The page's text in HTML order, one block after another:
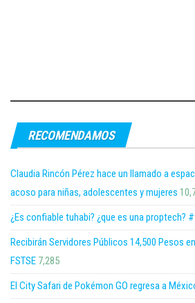
RECOMENDAMOS
Claudia Rincón Pérez hace un llamado a
acoso para niñas, adolescentes y mujeres
¿Es confiable tuhabi? ¿que es una proptech?
Recibirán Servidores Públicos 14,500 Pesos
FSTSE 7,285
El City Safari de Pokémon GO regresa a